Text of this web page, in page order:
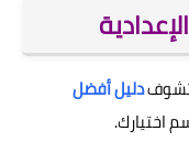
تشوفدليل أفضل
اختيارك.